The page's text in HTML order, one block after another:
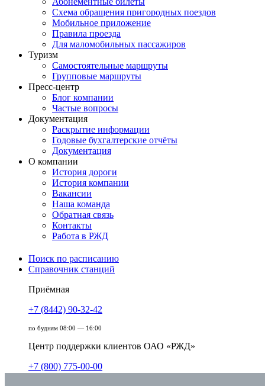
Схема обращения пригородных поездов
Мобильное приложение
Правила проезда
Для маломобильных пассажиров
Туризм
Самостоятельные маршруты
Групповые маршруты
Пресс-центр
Блог компании
Частые вопросы
Документация
Раскрытие информации
Годовые бухгалтерские отчёты
Документация
О компании
История дороги
История компании
Вакансии
Наша команда
Обратная связь
Контакты
Работа в РЖД
Поиск по расписанию
Справочник станций
Приёмная
+7 (8442) 90-32-42
по будням 08:00 — 16:00
Центр поддержки клиентов ОАО «РЖД»
+7 (800) 775-00-00